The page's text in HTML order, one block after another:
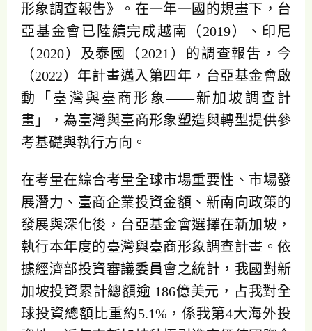
形象調查報吿》。在一年一國的規畫下，台
亞基金會已陸續完成越南（2019）、印尼
（2020）及泰國（2021）的調查報吿，今
（2022）年計畫邁入第四年，台亞基金會啟
動「臺灣與臺商形象――新加坡調查計
畫」，為臺灣與臺商形象塑造與轉型提供參
考基礎與執行方向。
在考量在綜合考量全球市場重要性、市場發
展潛力、臺商企業投資金額、新南向政策的
發展與深化後，台亞基金會選擇在新加坡，
執行本年度的臺灣與臺商形象調查計畫。依
據經濟部投資審議委員會之統計，我國對新
加坡投資累計總額逾 186億美元，占我對全
球投資總額比重約5.1%，係我第4大海外投